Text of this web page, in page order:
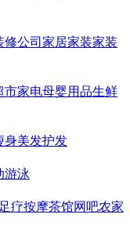
修公司 家居家装家装
市家电母婴用品生鲜
身美发护发
游泳
足疗按摩茶馆网吧农家